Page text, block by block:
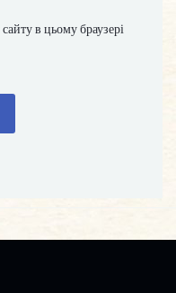
в цьому браузері